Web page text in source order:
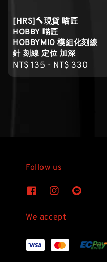
[HRS]🔨現貨 喵匠
HOBBY 喵匠
HOBBYMIO 模組化刻線
針 刻線 定位 加深
Regular
price
NT$ 135 - NT$ 330
Follow us
We accept